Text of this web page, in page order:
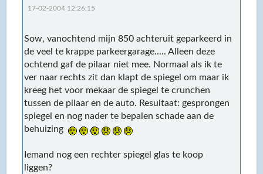
17-02-2004 12:26:15
Sow, vanochtend mijn 850 achteruit geparkeerd in
de veel te krappe parkeergarage..... Alleen deze
ochtend gaf de pilaar niet mee. Normaal als ik te
ver naar rechts zit dan klapt de spiegel om maar ik
kreeg het voor mekaar de spiegel te crunchen
tussen de pilaar en de auto. Resultaat: gesprongen
spiegel en nog nader te bepalen schade aan de
behuizing
Iemand nog een rechter spiegel glas te koop
liggen?